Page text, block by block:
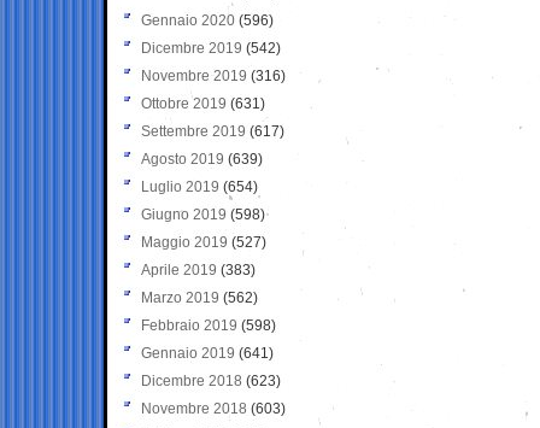
Gennaio 2020 (596)
Dicembre 2019 (542)
Novembre 2019 (316)
Ottobre 2019 (631)
Settembre 2019 (617)
Agosto 2019 (639)
Luglio 2019 (654)
Giugno 2019 (598)
Maggio 2019 (527)
Aprile 2019 (383)
Marzo 2019 (562)
Febbraio 2019 (598)
Gennaio 2019 (641)
Dicembre 2018 (623)
Novembre 2018 (603)